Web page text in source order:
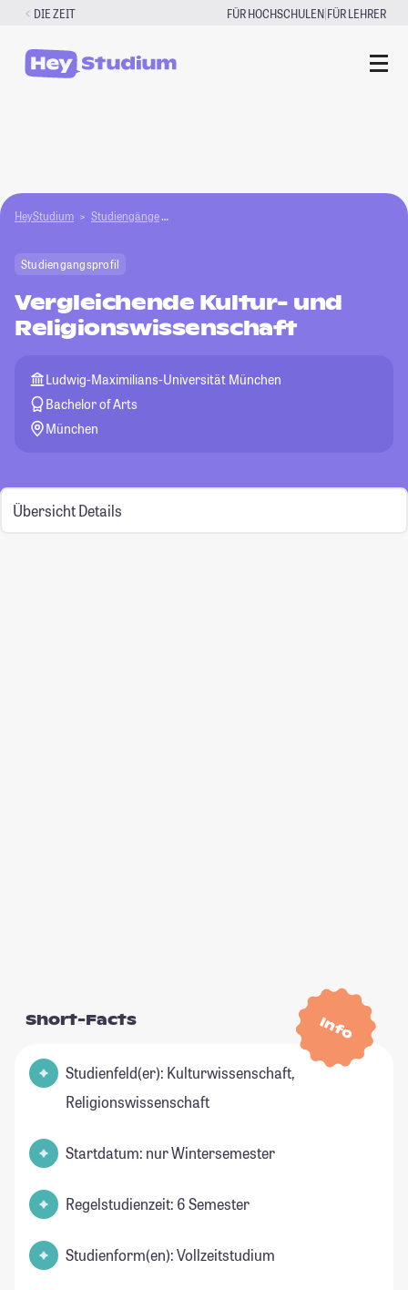
Zum
springen
DIE ZEIT FÜR HOCHSCHULEN|FÜR LEHRER
HeyStudium Studiengänge Vergleichende Kultur- und
Studiengangsprofil
Vergleichende Kultur- und
Religionswissenschaft
Ludwig-Maximilians-Universität München
Bachelor of Arts
München
Übersicht Details
Info
Short-Facts
Studienfeld(er): Kulturwissenschaft,
Religionswissenschaft
Startdatum: nur Wintersemester
Regelstudienzeit: 6 Semester
Studienform(en): Vollzeitstudium